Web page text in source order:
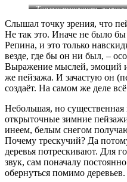
Торжественность зимнего
Слышал точку зрения, что
Не так это. Иначе не было
Репина, и это только
везде, где бы он ни был, –
Выражение мыслей, эмоций
же пейзажа. И зачастую он
создаёт. На самом же деле
Небольшая, но существенная
открыточные зимние
инеем, белым снегом
Почему трескучий? Да
деревья потрескивают. Для
звук, сам поначалу
обернуться помимо деревьев.